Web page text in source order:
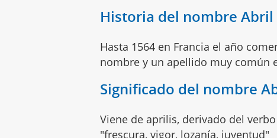
Historia del nombre Abril
Hasta 1564 en Francia el año
nombre y un apellido muy común
Significado del nombre
Viene de aprilis, derivado del
"frescura, vigor, lozanía, juventud"